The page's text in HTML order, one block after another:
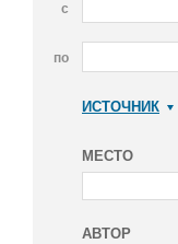
с
по
ИСТОЧНИК
МЕСТО
АВТОР